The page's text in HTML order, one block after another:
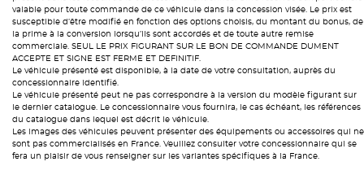
valable pour toute commande de ce véhicule dans la concession visée. Le prix est
susceptible d’être modifié en fonction des options choisis, du montant du bonus, de
la prime à la conversion lorsqu’ils sont accordés et de toute autre remise
commerciale. SEUL LE PRIX FIGURANT SUR LE BON DE COMMANDE DUMENT
ACCEPTE ET SIGNE EST FERME ET DEFINITIF.
Le véhicule présenté est disponible, à la date de votre consultation, auprès du
concessionnaire identifié.
Le véhicule présenté peut ne pas correspondre à la version du modèle figurant sur
le dernier catalogue. Le concessionnaire vous fournira, le cas échéant, les références
du catalogue dans lequel est décrit le véhicule.
Les images des véhicules peuvent présenter des équipements ou accessoires qui ne
sont pas commercialisés en France. Veuillez consulter votre concessionnaire qui se
fera un plaisir de vous renseigner sur les variantes spécifiques à la France.